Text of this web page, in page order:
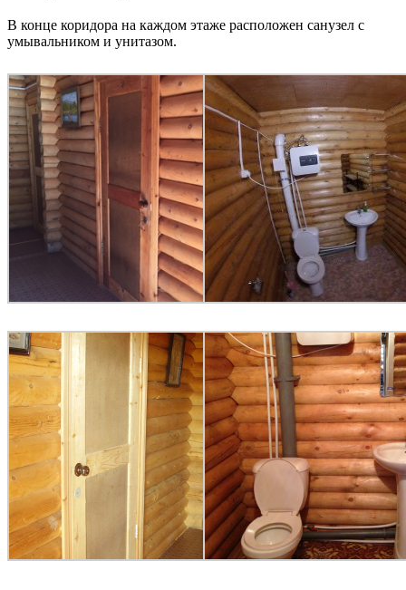
В конце коридора на каждом этаже расположен санузел с
умывальником и унитазом.